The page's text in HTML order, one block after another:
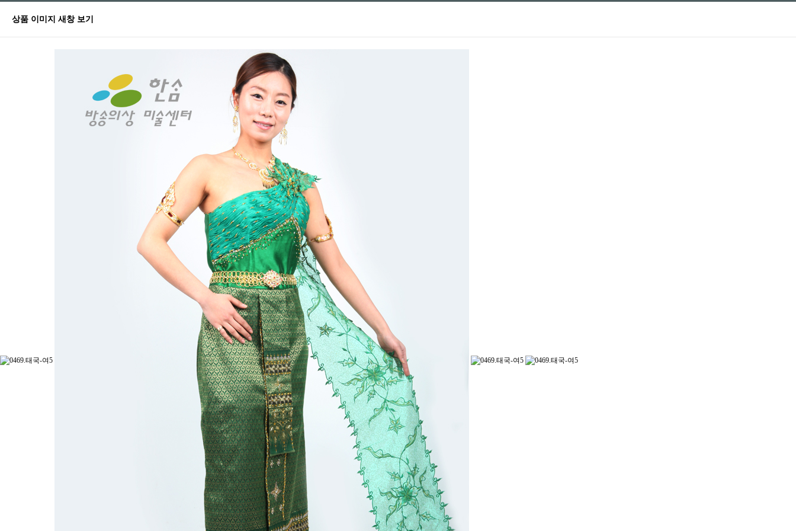
상품 이미지 새창 보기